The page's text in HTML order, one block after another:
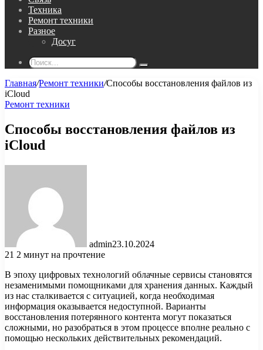
Техника
Ремонт техники
Разное
Досуг
Поиск...
Главная/Ремонт техники/Способы восстановления файлов из
iCloud
Ремонт техники
Способы восстановления файлов из
iCloud
admin23.10.2024
21 2 минут на прочтение
В эпоху цифровых технологий облачные сервисы становятся
незаменимыми помощниками для хранения данных. Каждый
из нас сталкивается с ситуацией, когда необходимая
информация оказывается недоступной. Варианты
восстановления потерянного контента могут показаться
сложными, но разобраться в этом процессе вполне реально с
помощью нескольких действительных рекомендаций.